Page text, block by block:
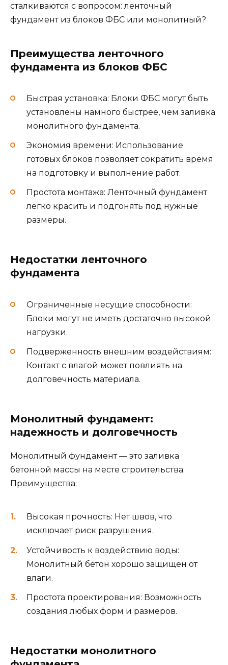
сталкиваются с вопросом: ленточный
фундамент из блоков ФБС или монолитный?
Преимущества ленточного
фундамента из блоков ФБС
Быстрая установка: Блоки ФБС могут быть
установлены намного быстрее, чем заливка
монолитного фундамента.
Экономия времени: Использование
готовых блоков позволяет сократить время
на подготовку и выполнение работ.
Простота монтажа: Ленточный фундамент
легко красить и подгонять под нужные
размеры.
Недостатки ленточного
фундамента
Ограниченные несущие способности:
Блоки могут не иметь достаточно высокой
нагрузки.
Подверженность внешним воздействиям:
Контакт с влагой может повлиять на
долговечность материала.
Монолитный фундамент:
надежность и долговечность
Монолитный фундамент — это заливка
бетонной массы на месте строительства.
Преимущества:
Высокая прочность: Нет швов, что
исключает риск разрушения.
Устойчивость к воздействию воды:
Монолитный бетон хорошо защищен от
влаги.
Простота проектирования: Возможность
создания любых форм и размеров.
Недостатки монолитного